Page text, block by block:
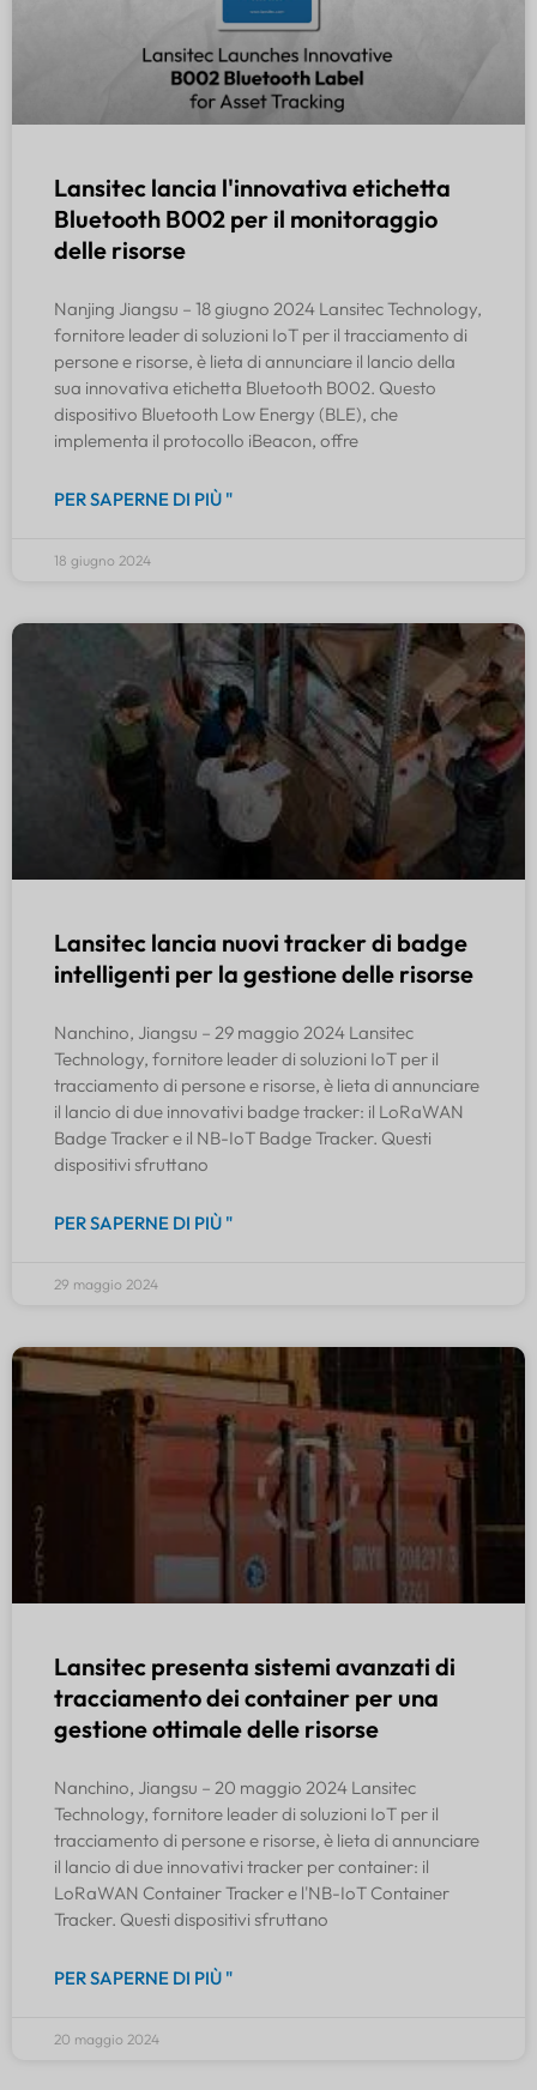
Lansitec lancia l'innovativa etichetta
Bluetooth B002 per il monitoraggio
delle risorse
Nanjing Jiangsu – 18 giugno 2024 Lansitec Technology,
fornitore leader di soluzioni IoT per il tracciamento di
persone e risorse, è lieta di annunciare il lancio della
sua innovativa etichetta Bluetooth B002. Questo
dispositivo Bluetooth Low Energy (BLE), che
implementa il protocollo iBeacon, offre
PER SAPERNE DI PIÙ "
18 giugno 2024
Lansitec lancia nuovi tracker di badge
intelligenti per la gestione delle risorse
Nanchino, Jiangsu – 29 maggio 2024 Lansitec
Technology, fornitore leader di soluzioni IoT per il
tracciamento di persone e risorse, è lieta di annunciare
il lancio di due innovativi badge tracker: il LoRaWAN
Badge Tracker e il NB-IoT Badge Tracker. Questi
dispositivi sfruttano
PER SAPERNE DI PIÙ "
29 maggio 2024
Lansitec presenta sistemi avanzati di
tracciamento dei container per una
gestione ottimale delle risorse
Nanchino, Jiangsu – 20 maggio 2024 Lansitec
Technology, fornitore leader di soluzioni IoT per il
tracciamento di persone e risorse, è lieta di annunciare
il lancio di due innovativi tracker per container: il
LoRaWAN Container Tracker e l'NB-IoT Container
Tracker. Questi dispositivi sfruttano
PER SAPERNE DI PIÙ "
20 maggio 2024